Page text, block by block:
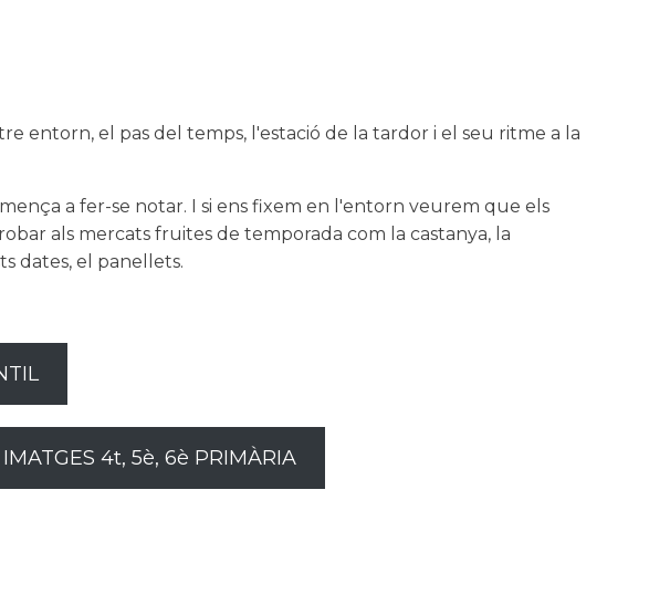
entorn, el pas del temps, l'estació de la tardor i el seu ritme a la
a fer-se notar. I si ens fixem en l'entorn veurem que els
als mercats fruites de temporada com la castanya, la
dates, el panellets.
4t, 5è, 6è PRIMÀRIA